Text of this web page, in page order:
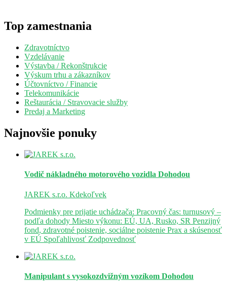
Top zamestnania
Zdravotníctvo
Vzdelávanie
Výstavba / Rekonštrukcie
Výskum trhu a zákazníkov
Účtovníctvo / Financie
Telekomunikácie
Reštaurácia / Stravovacie služby
Predaj a Marketing
Najnovšie ponuky
Vodič nákladného motorového vozidla Dohodou
JAREK s.r.o. Kdekoľvek
Podmienky pre prijatie uchádzača: Pracovný čas: turnusový –
podľa dohody Miesto výkonu: EÚ, UA, Rusko, SR Penzijný
fond, zdravotné poistenie, sociálne poistenie Prax a skúsenosť
v EÚ Spoľahlivosť Zodpovednosť
Manipulant s vysokozdvižným vozíkom Dohodou